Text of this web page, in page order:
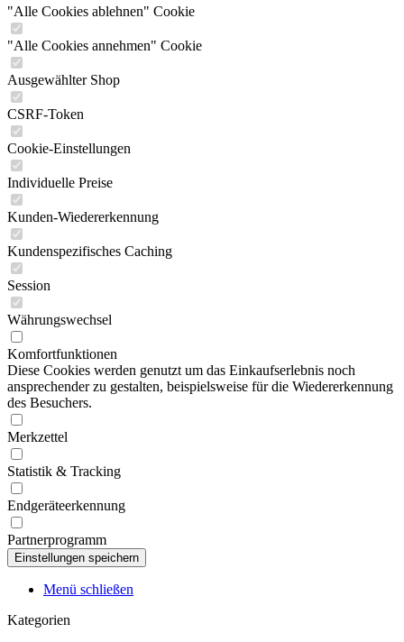
"Alle Cookies ablehnen" Cookie
"Alle Cookies annehmen" Cookie
Ausgewählter Shop
CSRF-Token
Cookie-Einstellungen
Individuelle Preise
Kunden-Wiedererkennung
Kundenspezifisches Caching
Session
Währungswechsel
Komfortfunktionen
Diese Cookies werden genutzt um das Einkaufserlebnis noch
ansprechender zu gestalten, beispielsweise für die Wiedererkennung
des Besuchers.
Merkzettel
Statistik & Tracking
Endgeräteerkennung
Partnerprogramm
Menü schließen
Kategorien